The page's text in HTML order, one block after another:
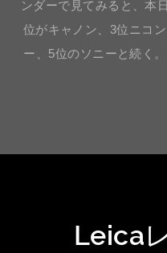
ンダーで見てみると、本
位がキャノン、3位ニコ
ー、5位のソニーと続く
Leica